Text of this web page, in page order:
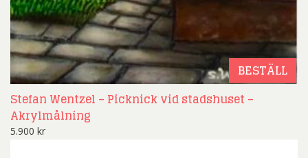
BESTÄLL
Stefan Wentzel – Picknick vid stadshuset –
Akrylmålning
5.900 kr